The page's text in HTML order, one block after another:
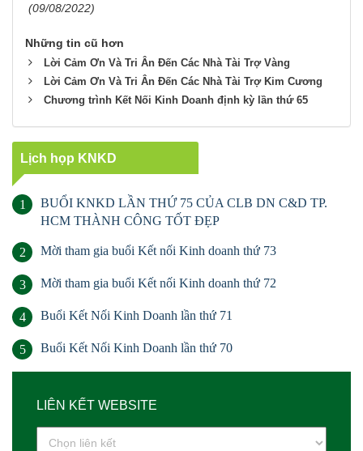
(09/08/2022)
Những tin cũ hơn
Lời Cảm Ơn Và Tri Ân Đến Các Nhà Tài Trợ Vàng
Lời Cảm Ơn Và Tri Ân Đến Các Nhà Tài Trợ Kim Cương
Chương trình Kết Nối Kinh Doanh định kỳ lần thứ 65
Lịch họp KNKD
1
BUỔI KNKD LẦN THỨ 75 CỦA CLB DN C&D TP.
HCM THÀNH CÔNG TỐT ĐẸP
2 Mời tham gia buổi Kết nối Kinh doanh thứ 73
3 Mời tham gia buổi Kết nối Kinh doanh thứ 72
4 Buổi Kết Nối Kinh Doanh lần thứ 71
5 Buổi Kết Nối Kinh Doanh lần thứ 70
LIÊN KẾT WEBSITE